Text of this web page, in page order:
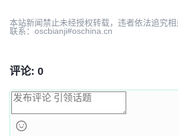
本站新闻禁止未经授权转载，违者依法追究
联系：oscbianji#oschina.cn
评论: 0